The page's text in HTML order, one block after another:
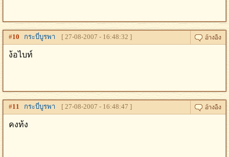
#10 กระบี่บูรพา [ 27-08-2007 - 16:48:32 ]
ง้อไบท์
#11 กระบี่บูรพา [ 27-08-2007 - 16:48:47 ]
คงท้ง